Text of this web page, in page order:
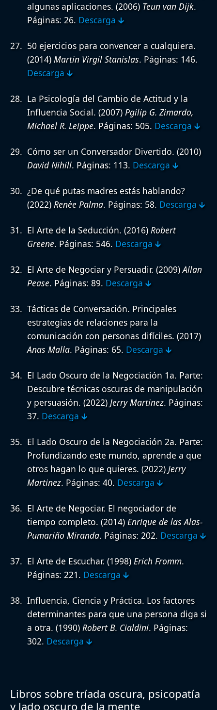
algunas aplicaciones. (2006) Teun van Dijk.
Páginas: 26. Descarga 🡳
50 ejercicios para convencer a cualquiera.
(2014) Martin Virgil Stanislas. Páginas: 146.
Descarga 🡳
La Psicología del Cambio de Actitud y la
Influencia Social. (2007) Pgilip G. Zimardo,
Michael R. Leippe. Páginas: 505. Descarga 🡳
Cómo ser un Conversador Divertido. (2010)
David Nihill. Páginas: 113. Descarga 🡳
¿De qué putas madres estás hablando?
(2022) Renèe Palma. Páginas: 58. Descarga 🡳
El Arte de la Seducción. (2016) Robert
Greene. Páginas: 546. Descarga 🡳
El Arte de Negociar y Persuadir. (2009)Allan
Pease. Páginas: 89. Descarga 🡳
Tácticas de Conversación. Principales
estrategias de relaciones para la
comunicación con personas difíciles. (2017)
Anas Malla. Páginas: 65. Descarga 🡳
El Lado Oscuro de la Negociación 1a. Parte:
Descubre técnicas oscuras de manipulación
y persuasión. (2022) Jerry Martinez. Páginas:
37. Descarga 🡳
El Lado Oscuro de la Negociación 2a. Parte:
Profundizando este mundo, aprende a que
otros hagan lo que quieres. (2022) Jerry
Martinez. Páginas: 40. Descarga 🡳
El Arte de Negociar. El negociador de
tiempo completo. (2014) Enrique de las Alas-
Pumariño Miranda. Páginas: 202. Descarga 🡳
El Arte de Escuchar. (1998) Erich Fromm.
Páginas: 221. Descarga 🡳
Influencia, Ciencia y Práctica. Los factores
determinantes para que una persona diga si
a otra. (1990) Robert B. Cialdini. Páginas:
302. Descarga 🡳
Libros sobre tríada oscura, psicopatía
y lado oscuro de la mente